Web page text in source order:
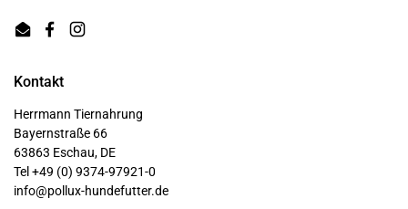
EmailFacebookInstagram
Kontakt
Herrmann Tiernahrung
Bayernstraße 66
63863 Eschau, DE
Tel +49 (0) 9374-97921-0
info@pollux-hundefutter.de